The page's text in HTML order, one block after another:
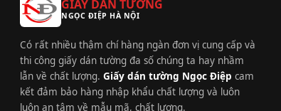
GIẤY DÁN TƯỜNG
NGỌC ĐIỆP HÀ NỘI
Có rất nhiều thậm chí hàng ngàn đơn vị cung cấp và
thi công giấy dán tường đa số chúng ta hay nhầm
lẫn về chất lượng. Giấy dán tường Ngọc Điệp cam
kết đảm bảo hàng nhập khẩu chất lượng và luôn
luôn an tâm về mẫu mã, chất lượng.